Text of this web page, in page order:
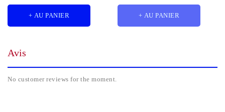
+ AU PANIER + AU PANIER
Avis
No customer reviews for the moment.